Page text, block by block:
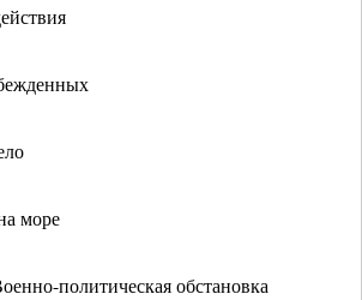
море
политическая обстановка